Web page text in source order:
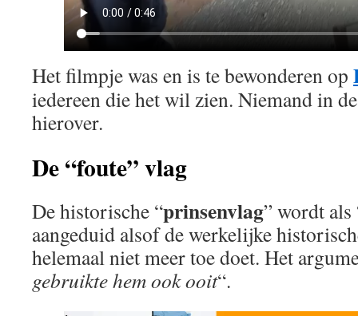
Het filmpje was en is te bewonderen op
iedereen die het wil zien. Niemand in
hierover.
De “foute” vlag
De historische “prinsenvlag” wordt als
aangeduid alsof de werkelijke
helemaal niet meer toe doet. Het
gebruikte hem ook ooit“.